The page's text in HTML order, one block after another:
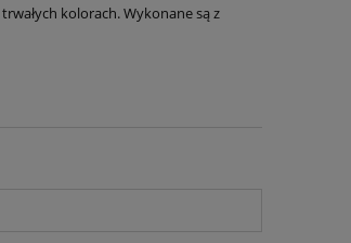
kolorach. Wykonane są z